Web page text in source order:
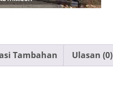
Tambahan Ulasan (0)